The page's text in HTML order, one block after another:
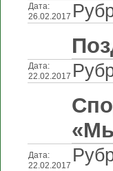
Дата:
26.02.2017
Дата:
22.02.2017
Дата:
22.02.2017